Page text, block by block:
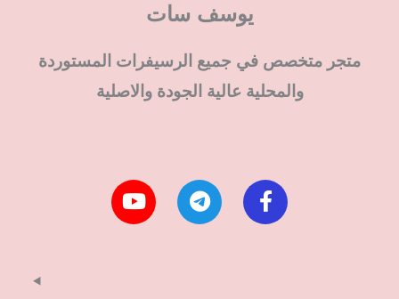
يوسف سات
متجر متخصص في جميع الرسيفرات المستوردة
والمحلية عالية الجودة والاصلية